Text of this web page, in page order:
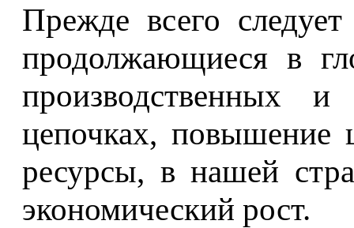
Прежде всего
продолжающиеся в
производственных и
цепочках, повышение
ресурсы, в нашей
экономический рост.